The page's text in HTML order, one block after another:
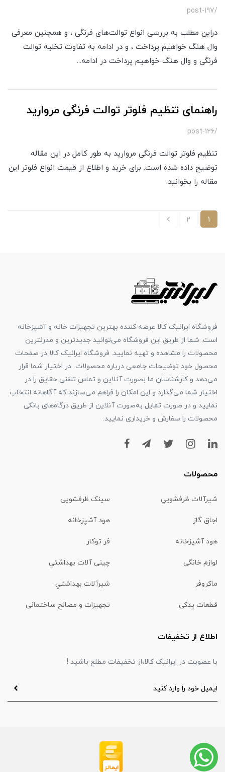
/post-197
دراین مطلب به بررسی انواع توالت‌های فرنگی ، و همچنین معرفی
وال هنگ خواهیم پرداخت ، و در ادامه به تفاوت تخلیه توالت
فرنگی و وال هنگ خواهیم پرداخت در ادامه...
راهنمای تنظیم فلوتر توالت فرنگی مروارید
/post-126
تنظیم فلوتر توالت فرنگی مروارید به طور کامل در این مقاله
توضیح داده شده است. برای خرید و اطلاع از قیمت انواع فلوتر این
مقاله را بخوانید.
1
2
فروشگاه ایرانیک کالا عرضه کننده بهترین تجهیزات خانه و آشپزخانه
است. شما از طریق این فروشگاه می‌توانید جدیدترین و مدرنترین
محصولات را مشاهده و تهیه نمایید. فروشگاه ایرانیک کالا در صفحات
محصول خود توضیحات جامعی درباره محصولات در اختیار شما قرار
می‌دهد و کارشناسان ما بصورت آنلاین و تماس تلفنی حقایق را در
اختیار شما می‌گذارد و این امکان را فراهم می‌سازند که آگاهانه انتخاب
نمایید و در صورت تمایل به‌صورت آنلاین از طریق درگاه‌های بانکی
محصولات را سفارش و خریداری نمایید.
محصولات
شیرآلات ظرفشويي سینک ظرفشویی
اجاق گاز هود آشپزخانه
هود آشپزخانه فر توکار
لوازم خانگی چینی آلات بهداشتي
ماكروفر شیرآلات بهداشتي
قطعات یدکی تجهیزات و مصالح ساختمانی
اطلاع از تخفیفات
با عضویت در ایرانیک کالا،از تخفیفات مطلع باشید !